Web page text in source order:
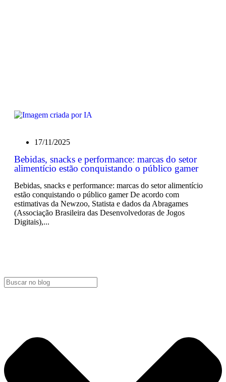
17/11/2025
Bebidas, snacks e performance: marcas do setor
alimentício estão conquistando o público gamer
Bebidas, snacks e performance: marcas do setor alimentício
estão conquistando o público gamer De acordo com
estimativas da Newzoo, Statista e dados da Abragames
(Associação Brasileira das Desenvolvedoras de Jogos
Digitais),...